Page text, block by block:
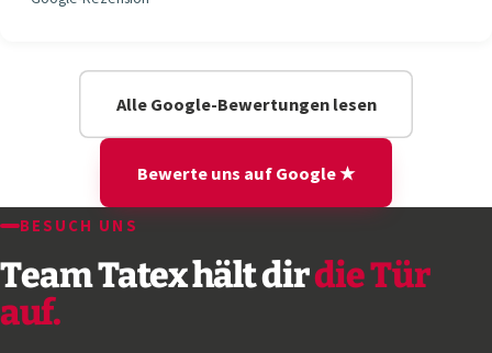
Alle Google-Bewertungen lesen
Bewerte uns auf Google ★
BESUCH UNS
Team Tatex hält dirdie Tür
auf.